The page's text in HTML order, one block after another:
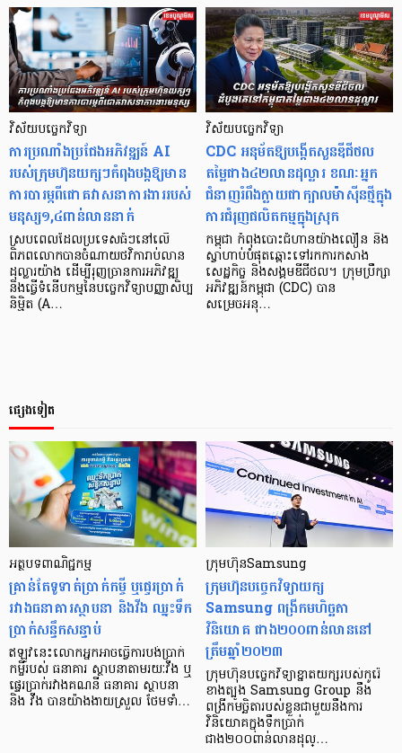
វិស័យបច្ចេកវិទ្យា
ការប្រណាំងប្រជែងអភិវឌ្ឍន៍ AI
របស់ក្រុមហ៊ុនយក្សៗកំពុងបង្កឱ្យមាន
ការបារម្ភពីជោគវាសនាការងាររបស់
មនុស្ស១,៤ពាន់លាននាក់
ស្របពេលដែលប្រទេសធំៗនៅលើ
ពិភពលោកបានចំណាយថវិការាប់លាន
ដុល្លារយ៉ាង ដើម្បីរុញច្រានការអភិវឌ្ឍ
និងធ្វើទំនើបកម្មនៃបច្ចេកវិទ្យាបញ្ញាសិប្ប
និម្មិត (A…
វិស័យបច្ចេកវិទ្យា
CDC អនុម័តឱ្យបង្កើតសួនឌីជីថល
តម្លៃជាង៤២លានដុល្លារ ខណៈអ្នក
ជំនាញរំពឹងក្លាយជាក្បាលម៉ាស៊ីនថ្មីក្នុង
ការជំរុញផលិតកម្មក្នុងស្រុក
កម្ពុជា កំពុងបោះជំហានយ៉ាងលឿន និង
ស្វាហាប់បំផុតឆ្ពោះទៅរកការកសាង
សេដ្ឋកិច្ច និងសង្គមឌីជីថល។ ក្រុមប្រឹក្សា
អភិវឌ្ឍន៍កម្ពុជា (CDC) បាន
សម្រេចអនុ…
ផ្សេងទៀត
អត្ថបទ​ពាណិជ្ជកម្ម
គ្រាន់តែ​ទូទាត់​ប្រាក់​កម្ចី ឬ​ផ្ទេរ​ប្រាក់​
រវាង​ធនាគារ​ស្ថាបនា និងវីង ឈ្នះ​ទឹក​
ប្រាក់​សន្ធឹក​សន្ធាប់
ឥឡូវនេះលោកអ្នកអាចធ្វើការបង់ប្រាក់
កម្ចីរបស់ ធនាគារ ស្ថាបនាតាមរយៈវីង ឬ
ផ្ទេរប្រាក់រវាងគណនី ធនាគារ ស្ថាបនា
និង វីង បានយ៉ាងងាយស្រួល ថែមទាំ…
ក្រុមហ៊ុនSamsung
ក្រុមហ៊ុនបច្ចេកវិទ្យាយក្ស
Samsung ពង្រីកមហិច្ឆតា
វិនិយោគ ជាង២០០ពាន់លាននៅ
ត្រឹមឆ្នាំ២០២៣
ក្រុមហ៊ុនបច្ចេកវិទ្យាខ្នាតយក្សរបស់កូរ៉េ
ខាងត្បូង Samsung Group នឹង
ពង្រីកមច្ឆិតារបស់ខ្លួនជាមួយនឹងការ
វិនិយោគក្នុងទឹកប្រាក់
ជាង២០០ពាន់លានដុល្…